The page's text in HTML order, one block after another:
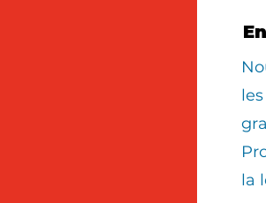
la